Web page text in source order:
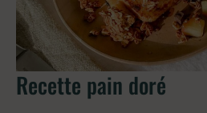
Recette pain doré